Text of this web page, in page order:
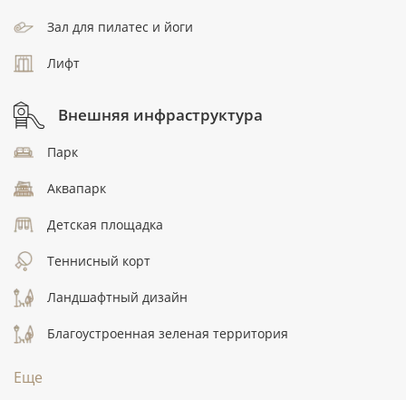
Зал для пилатес и йоги
Лифт
Внешняя инфраструктура
Парк
Аквапарк
Детская площадка
Теннисный корт
Ландшафтный дизайн
Благоустроенная зеленая территория
Еще